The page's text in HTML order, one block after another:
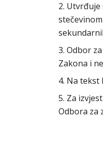
2.
3. Odbor
Zakona i
4. Na tekst
5. Za
Odbora za